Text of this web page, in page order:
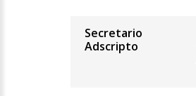
Secretario
Adscripto